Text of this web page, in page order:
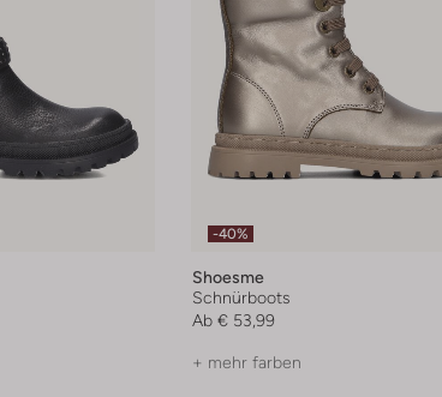
-40%
Shoesme
Schnürboots
Ab € 53,99
+ mehr farben